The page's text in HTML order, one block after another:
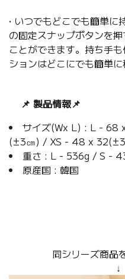
• いつでもどこでも簡単
の固定スナップボタンを
ことができます。持ち手
ションはどこにでも簡単
📌 製品情報📌
サイズ(Wx L) : L -
(±3㎝) / XS - 48 x
重さ : L - 536g / S -
原産国 : 韓国
同シリーズ商品